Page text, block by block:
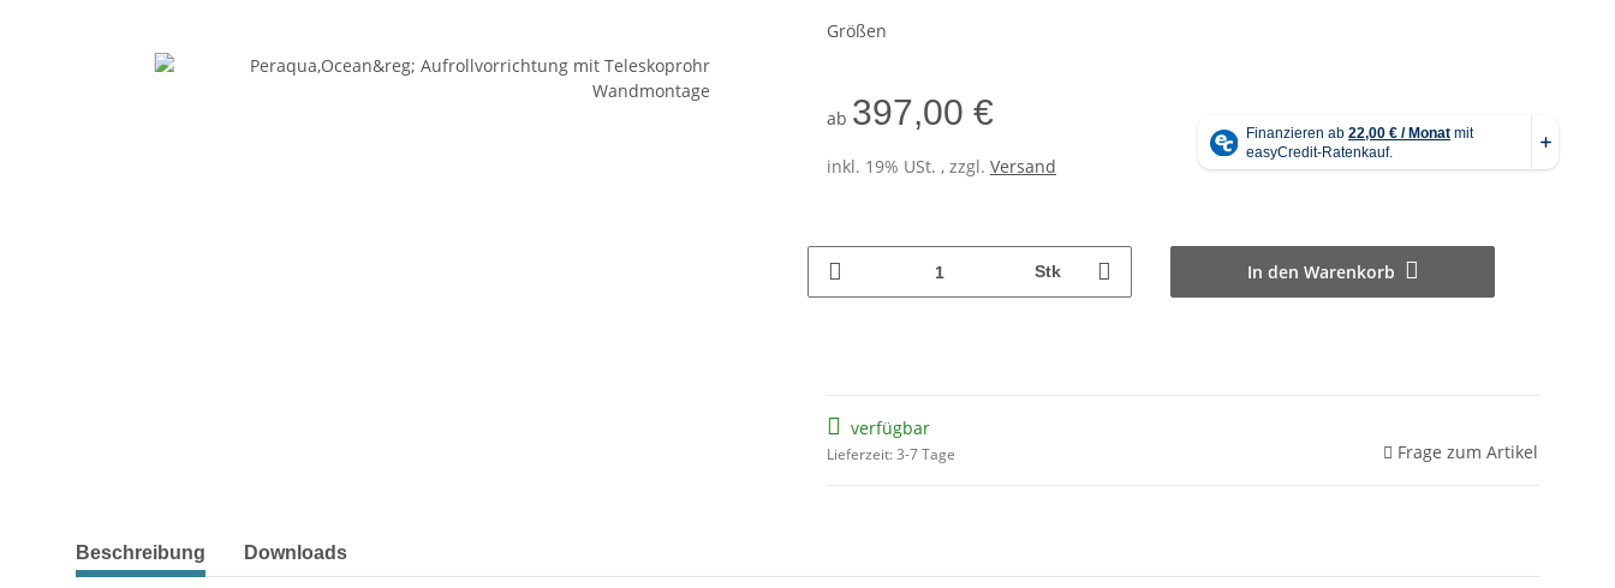
Größen
ab 397,00 €
inkl. 19% USt. , zzgl. Versand
Stk In den Warenkorb
verfügbar
Lieferzeit: 3-7 Tage Frage zum Artikel
weitere Registerkarten anzeigen
Beschreibung Downloads